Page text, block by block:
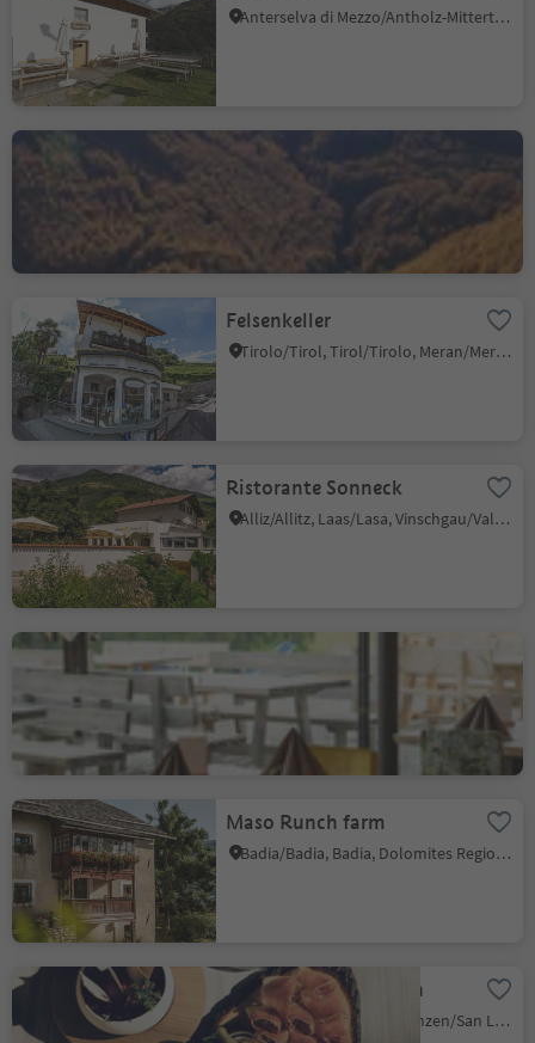
Anterselva di Mezzo/Antholz-Mittertal, Rasen-Antholz/Rasun Anterselva, Dolomites Region Kronplatz/Plan de Corones
Finailhof
Felsenkeller
Tirolo/Tirol, Tirol/Tirolo, Meran/Merano and environs
Ristorante Sonneck
Alliz/Allitz, Laas/Lasa, Vinschgau/Val Venosta
Berggasthof
Lanzenschuster
Valas/Flaas, Jenesien/San Genesio Atesino, Bolzano/Bozen and environs
Maso Runch farm
Badia/Badia, Badia, Dolomites Region Alta Badia
Lerchner's in Runggen
Ronchi/Runggen, St.Lorenzen/San Lorenzo di Sebato, Dolomites Region Kronplatz/Plan de Corones